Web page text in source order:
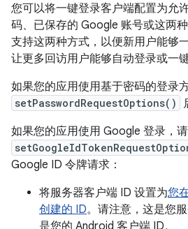
您可以将一键登录客户端配置为允
码、已保存的 Google 账号或这两
支持这两种方式，以便新用户能够
让更多回访用户能够自动登录或一键
如果您的应用使用基于密码的登录
setPasswordRequestOptions()
如果您的应用使用 Google 登录，
Google ID 令牌请求：
将服务器客户端 ID 设置为您
创建的 ID。请注意，这是您